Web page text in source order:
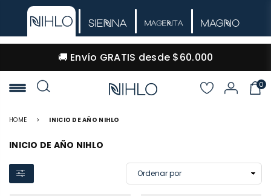
🚚 Envío GRATIS desde $60.000
NIHLO
0
HOME > INICIO DE AÑO NIHLO
INICIO DE AÑO NIHLO